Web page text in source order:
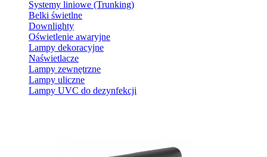
Systemy liniowe (Trunking)
Belki świetlne
Downlighty
Oświetlenie awaryjne
Lampy dekoracyjne
Naświetlacze
Lampy zewnętrzne
Lampy uliczne
Lampy UVC do dezynfekcji